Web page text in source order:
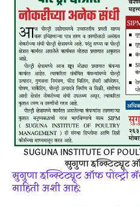
SUGUNA INSTITUTE OF
सुगुणा इन्स्टिट्यूट
सुगुणा इन्स्टिट्यूट ऑफ पोल्ट्री
माहिती अशी आहे: